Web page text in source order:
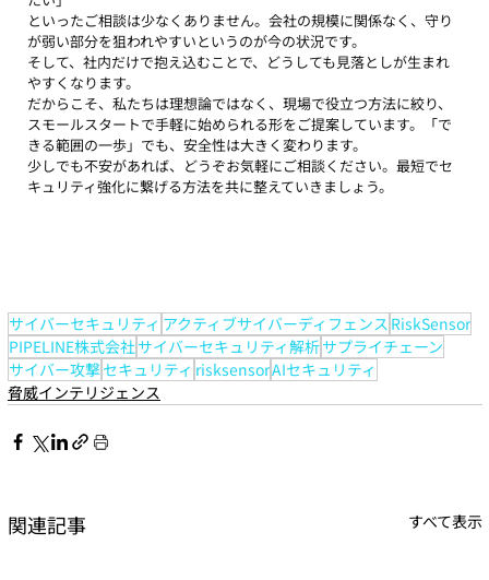
といったご相談は少なくありません。会社の規模に関係なく、守り
が弱い部分を狙われやすいというのが今の状況です。
そして、社内だけで抱え込むことで、どうしても見落としが生まれ
やすくなります。
だからこそ、私たちは理想論ではなく、現場で役立つ方法に絞り、
スモールスタートで手軽に始められる形をご提案しています。「で
きる範囲の一歩」でも、安全性は大きく変わります。
少しでも不安があれば、どうぞお気軽にご相談ください。最短でセ
キュリティ強化に繋げる方法を共に整えていきましょう。
サイバーセキュリティ アクティブサイバーディフェンス RiskSensor
PIPELINE株式会社サイバーセキュリティ解析サプライチェーン
サイバー攻撃セキュリティ risksensorAIセキュリティ
脅威インテリジェンス
関連記事 すべて表示